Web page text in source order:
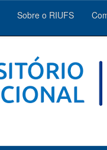
Sobre o RIUFS